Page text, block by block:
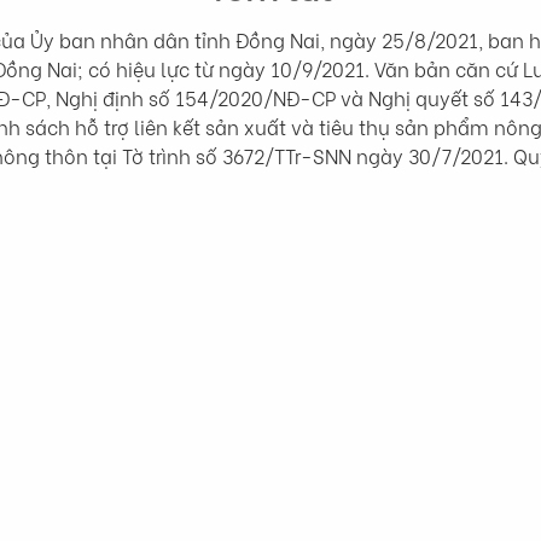
Ủy ban nhân dân tỉnh Đồng Nai, ngày 25/8/2021,
Nai; có hiệu lực từ ngày 10/9/2021. Văn bản căn cứ
CP, Nghị định số 154/2020/NĐ-CP và Nghị quyết số
sách hỗ trợ liên kết sản xuất và tiêu thụ sản phẩm
thôn tại Tờ trình số 3672/TTr-SNN ngày 30/7/2021.